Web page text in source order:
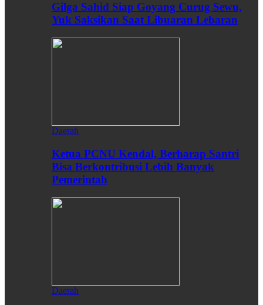
Gilga Sahid Siap Goyang Curug Sewu,
Yuk Saksikan Saat Libuaran Lebaran
Daerah
Ketua PCNU Kendal, Berharap Santri
Bisa Berkontribusi Lebih Banyak
Pemerintah
Daerah